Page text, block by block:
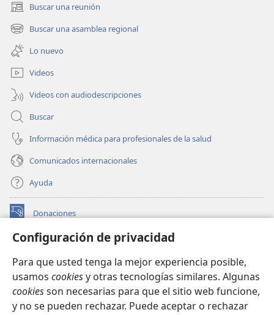
Configuración de privacidad
Para que usted tenga la mejor experiencia posible,
usamos cookiesy otras tecnologías similares. Algunas
cookiesson necesarias para que el sitio web funcione,
y no se pueden rechazar. Puede aceptar o rechazar
Buscar una reunión
(abre
una
nueva
ventana)
Buscar una asamblea regional
(abre
una
nueva
ventana)
Lo nuevo
Videos
Videos con audiodescripciones
Buscar
Información médica para profesionales de la salud
Comunicados internacionales
Ayuda
Donaciones
(abre
nueva BIBLIOTECA EN LÍNEA Watchtower™
una
nueva
ventana)
JW Hub
(abre
una
nueva JW Library